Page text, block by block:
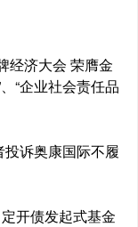
经济大会 荣膺金
“企业社会责任品
诉奥康国际不履
开债发起式基金